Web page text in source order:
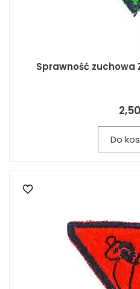
Sprawność zuchowa
Do